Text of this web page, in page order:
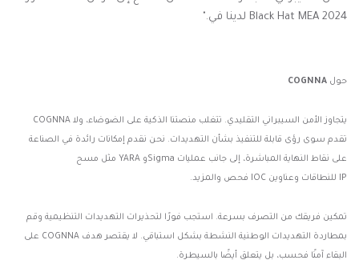
لدينا في Black Hat MEA 2024."
حول
يتجاوز الأمن السيبراني التقليدي. تتغلب منصتنا الذكية على الضوضاء، ولا
تقدم سوى رؤى قابلة للتنفيذ بشأن التهديدات. نحن نقدم إمكانات رائدة في الصناعة
مثل مسح YARA وSigma على نقاط النهاية المباشرة، إلى جانب عمليات
فحص IOC للنطاقات وعناوين IP والمزيد.
تمكين فريقك من التصرف بسرعة. استجب فورًا لتحذيرات التهديدات التنظيمية وقم
بمطاردة التهديدات الوطنية النشطة بشكل استباقي. لا يقتصر هدف
على
البقاء آمنًا فحسب، بل يتعلق أيضًا بالسيطرة.